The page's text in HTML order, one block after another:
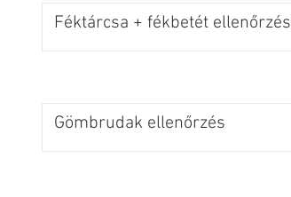
Féktárcsa + fékbetét ellenőrzés
Gömbrudak ellenőrzés